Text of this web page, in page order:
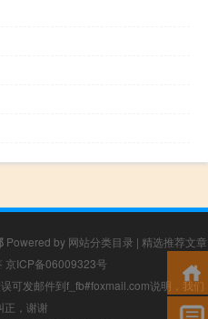
Powered by 网站分类目录 | 精选推荐文章
京ICP备06009323号
可发邮件到f_fb#foxmail.com说明，我们
正，谢谢